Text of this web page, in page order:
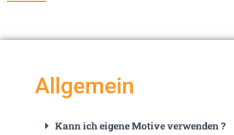
Allgemein
Kann ich eigene Motive verwenden ?